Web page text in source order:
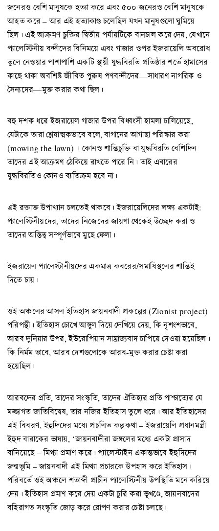
জনেরও বেশি মানুষকে হত্যা করে এবং ৫০০ জনেরও বেশি মানুষকে
আহত করে – আর এই হত্যাকাণ্ড চলেছিল যখন মানুষগুলো ঘুমিয়ে
ছিল। এই আক্রমণ চুক্তির দ্বিতীয় পর্যায়টিকে বানচাল করে দেয়, যেখানে
প্যালেস্টিনীয় বন্দীদের বিনিময়ে এবং গাজার ওপর ইজরায়েলি অবরোধ
তুলে নেওয়ার পাশাপাশি একটি স্থায়ী যুদ্ধবিরতি প্রতিষ্ঠার শর্তে হামাসের
কাছে থাকা অবশিষ্ট জীবিত পুরুষ পণবন্দীদের—সাধারণ নাগরিক ও
সৈন্যদের—মুক্ত করার কথা ছিল।
বহু দশক ধরে ইজরায়েল গাজার উপর বিধ্বংসী হামলা চালিয়েছে,
যেটাকে তারা শ্লেষাত্মকভাবে বলে, বাগানের আগাছা পরিস্কার করা
(mowing the lawn) । কোনও শান্তিচুক্তি বা যুদ্ধবিরতি বেশিদিন
তাদের এই আক্রমণ ঠেকিয়ে রাখতে পারে নি। তাই এবারের
যুদ্ধবিরতিও কোনও ব্যতিক্রম হবে না।
এই রক্তাক্ত উপাখ্যান চলতেই থাকবে। ইজরায়েলিদের লক্ষ্য একটাই:
প্যালেস্টিনীয়দের, তাদের নিজেদের জায়গা থেকেই উচ্ছেদ করা ও
তাদের অস্তিত্ব সম্পূর্ণভাবে মুছে ফেলা।
ইজরায়েল প্যালেস্টানীয়দের একমাত্র কবরের/সমাধিস্থলের শান্তিই
দিতে চায়।
ওই অঞ্চলের আসল ইতিহাস জায়নবাদী প্রকল্পের (Zionist project)
পরিপন্থী। ইতিহাস চোখে আঙ্গুল দিয়ে দেখিয়ে দেয়, কি নৃশংশভাবে,
আরব দুনিয়ার উপর, ইউরোপিয়ান সাম্রাজ্যবাদ চাপিয়ে দেওয়া হয়েছিল।
কি নির্মম ভাবে, আরব দেশগুলোকে আরব-মুক্ত করার চেষ্টা করা
হয়েছিল।
আরবদের প্রতি, তাদের সংস্কৃতি, তাদের ঐতিহ্যর প্রতি পাশ্চাত্যের যে
মজ্জাগত জাতিবিদ্বেষ, তার নজির ইতিহাস তুলে ধরে। আর ইতিহাসের
এই বিবরণ, ইহুদিদের মধ্যে প্রচলিত কল্পকথা – ইজরায়েলি প্রধানমন্ত্রী
ইহুদ বারাকের ভাষায়, ‘জায়নবাদীরা জঙ্গলের মধ্যে একটা প্রাসাদ
বানিয়েছে – মিথ্যা প্রমাণ করে। প্যালেস্টাইন একান্তভাবে ইহুদিদের
জন্মভূমি – জায়নবাদী এই মিথ্যা প্রচারকে উপহাস করে ইতিহাস।
পরিবর্তে ওই অঞ্চলে শতাব্দী প্রাচীন প্যালেস্টিনীয় উপস্থিতি মনে করিয়ে
দেয়। ইতিহাস প্রমাণ করে দেয় একটা চুরি করা ভূখণ্ডে, জায়নবাদের
বহিরাগত সংস্কৃতি জোড় করে রোপণ করার চেষ্টা চলছে।